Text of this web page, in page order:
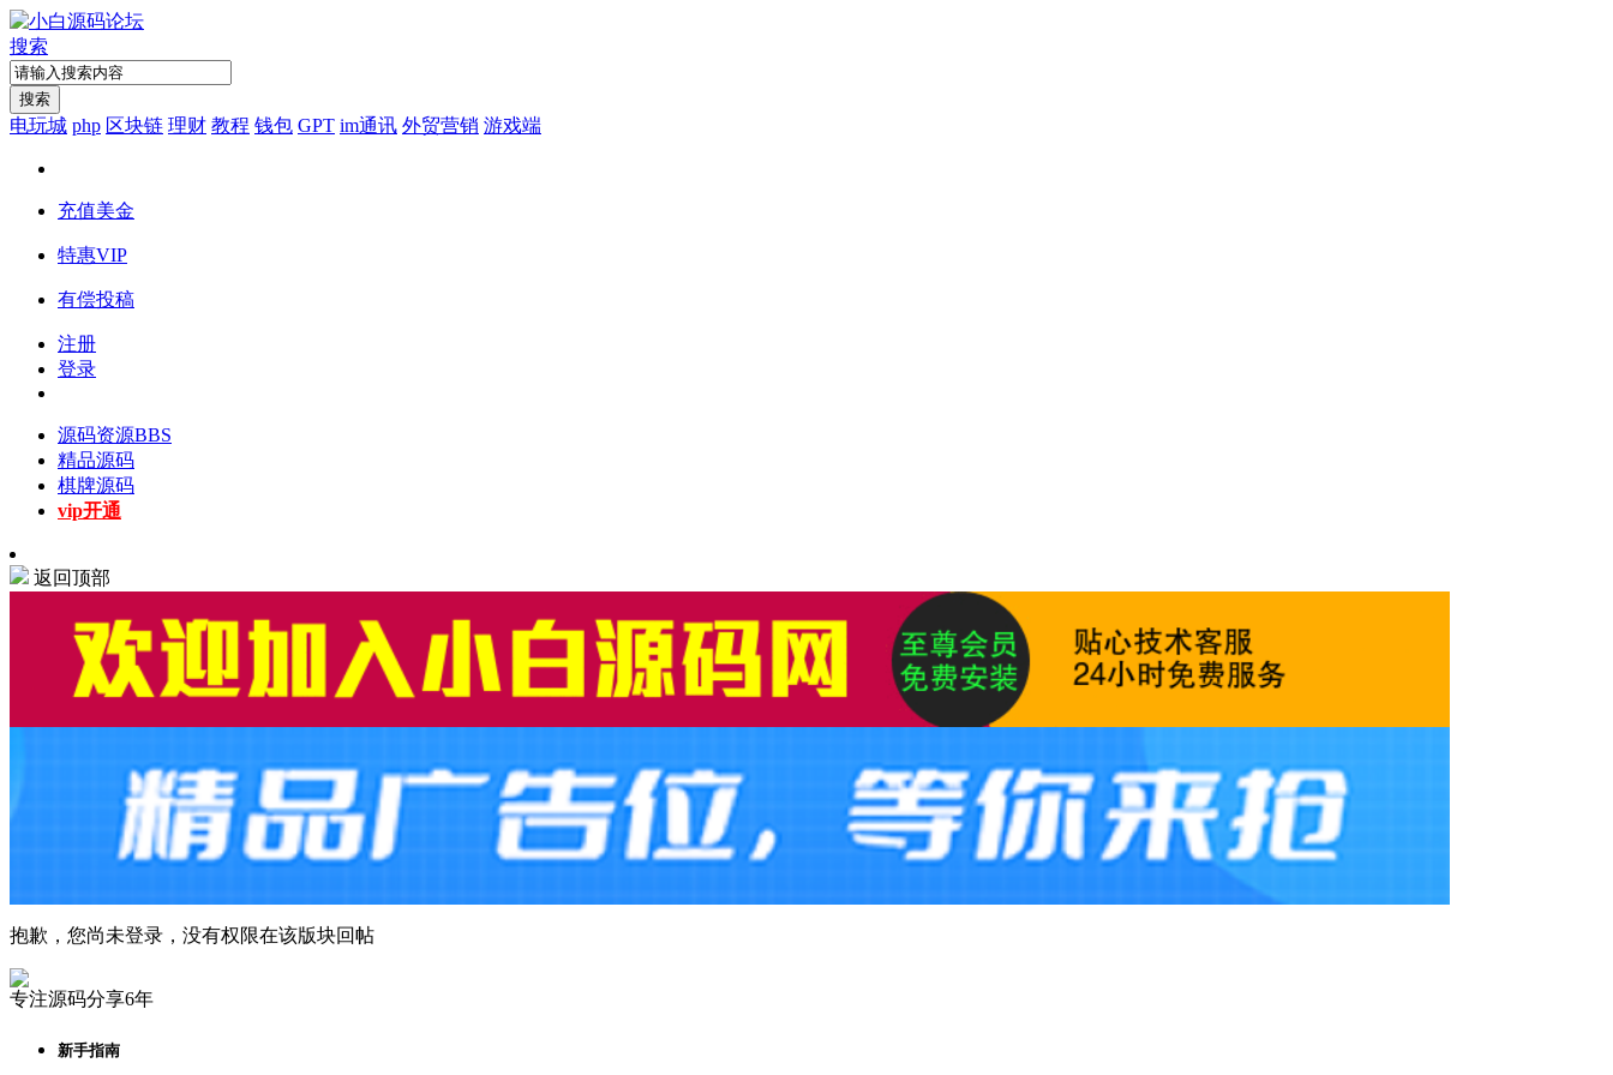
搜索
搜索
电玩城 php 区块链 理财 教程 钱包 GPT im通讯 外贸营销 游戏端
充值美金
特惠VIP
有偿投稿
注册
登录
源码资源BBS
精品源码
棋牌源码
vip开通
返回顶部
抱歉，您尚未登录，没有权限在该版块回帖
专注源码分享6年
新手指南